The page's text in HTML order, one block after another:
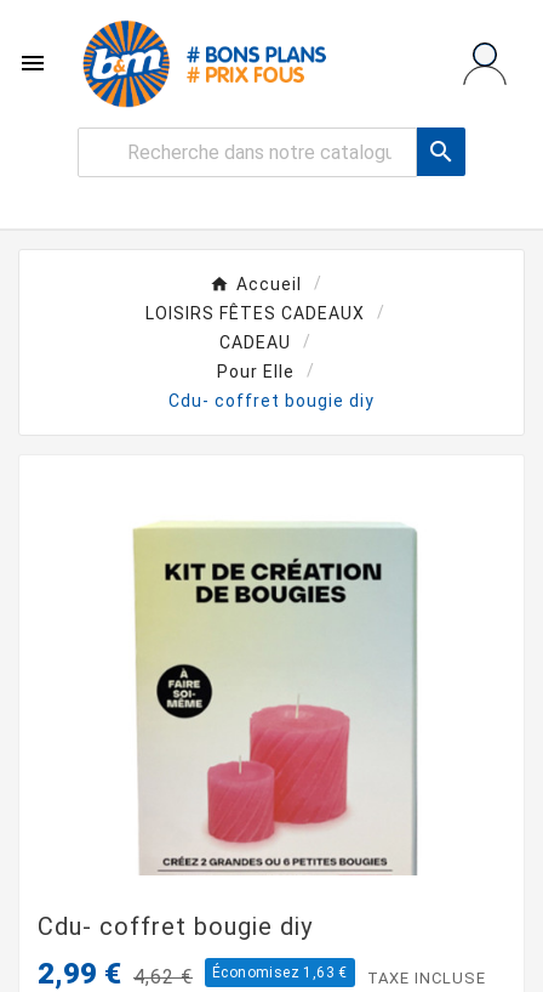


Accueil
LOISIRS FÊTES CADEAUX
CADEAU
Pour Elle
Cdu- coffret bougie diy
Cdu- coffret bougie diy
2,99 € 4,62 € Économisez 1,63 € TAXE INCLUSE